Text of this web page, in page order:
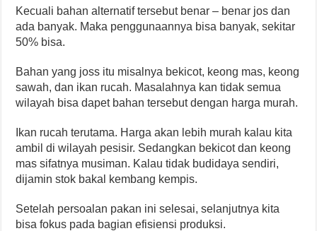
Kecuali bahan alternatif tersebut benar – benar jos dan
ada banyak. Maka penggunaannya bisa banyak, sekitar
50% bisa.
Bahan yang joss itu misalnya bekicot, keong mas, keong
sawah, dan ikan rucah. Masalahnya kan tidak semua
wilayah bisa dapet bahan tersebut dengan harga murah.
Ikan rucah terutama. Harga akan lebih murah kalau kita
ambil di wilayah pesisir. Sedangkan bekicot dan keong
mas sifatnya musiman. Kalau tidak budidaya sendiri,
dijamin stok bakal kembang kempis.
Setelah persoalan pakan ini selesai, selanjutnya kita
bisa fokus pada bagian efisiensi produksi.